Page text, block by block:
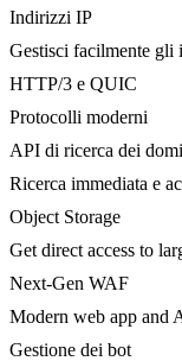
Indirizzi IP
Gestisci facilmente gli
HTTP/3 e QUIC
Protocolli moderni
API di ricerca dei
Ricerca immediata e
Object Storage
Get direct access to
Next-Gen WAF
Modern web app and
Gestione dei bot